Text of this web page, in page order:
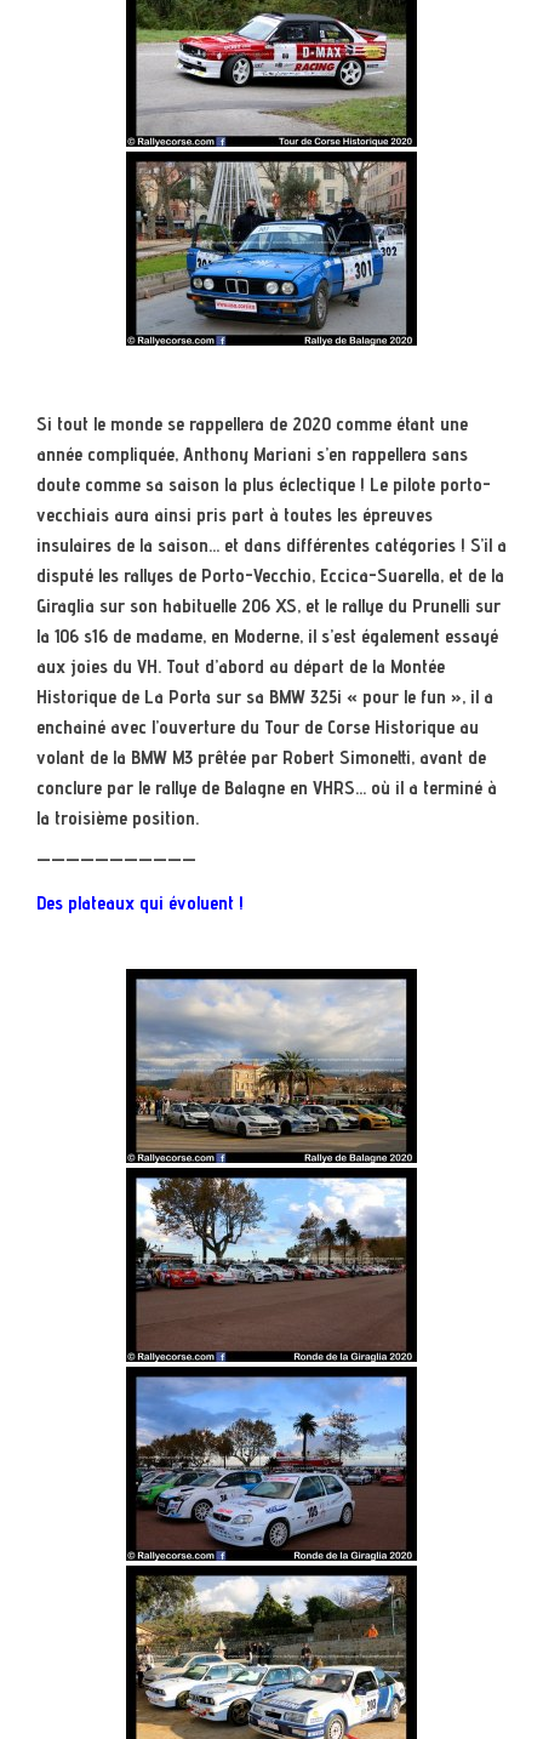
Si tout le monde se rappellera de 2020 comme étant une
année compliquée, Anthony Mariani s’en rappellera sans
doute comme sa saison la plus éclectique ! Le pilote porto-
vecchiais aura ainsi pris part à toutes les épreuves
insulaires de la saison… et dans différentes catégories ! S’il a
disputé les rallyes de Porto-Vecchio, Eccica-Suarella, et de la
Giraglia sur son habituelle 206 XS, et le rallye du Prunelli sur
la 106 s16 de madame, en Moderne, il s’est également essayé
aux joies du VH. Tout d’abord au départ de la Montée
Historique de La Porta sur sa BMW 325i « pour le fun », il a
enchainé avec l’ouverture du Tour de Corse Historique au
volant de la BMW M3 prêtée par Robert Simonetti, avant de
conclure par le rallye de Balagne en VHRS… où il a terminé à
la troisième position.
———————————
Des plateaux qui évoluent !